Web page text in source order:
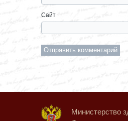
Сайт
Министерство